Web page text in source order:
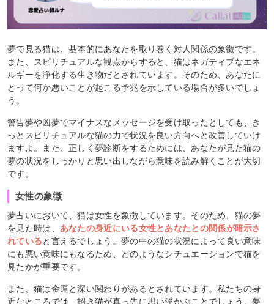
夢で見る猫は、基本的にあなたを取り巻く対人関係の象徴です。
また、スピリチュアルな観点からすると、猫はネガティブなエネ
ルギーを浄化する生き物だとされています。そのため、あなたに
とって何か悪いことが起こる予兆を示している場合が多いでしょ
う。
警告夢や凶夢でマイナスなメッセージを受け取ったとしても、き
っとスピリチュアルな猫の力で状況を良い方向へと改善していけ
ますよ。また、正しく夢診断をするためには、あなたが見た猫の
夢の状況をしっかりと思い出しながら意味を読み解くことが大切
です。
女性の象徴
夢占いにおいて、猫は女性を象徴しています。そのため、猫の夢
を見た時は、 あなたの身近にいる女性とあなたとの関係が暗示さ
れていると言えるでしょう。夢の中の猫の状況によって良い意味
にも悪い意味にもなるため、どのようなシチュエーションで猫を
見たかが重要です。
また、猫は金運と深い関わりがあるとされています。私たちの身
近なところでは、招き猫が真っ先に思い浮かぶことでしょう。夢